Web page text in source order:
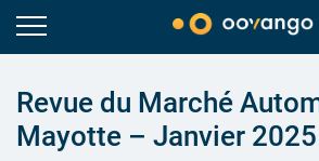
Revue du Marché
Mayotte – Janvier 2025